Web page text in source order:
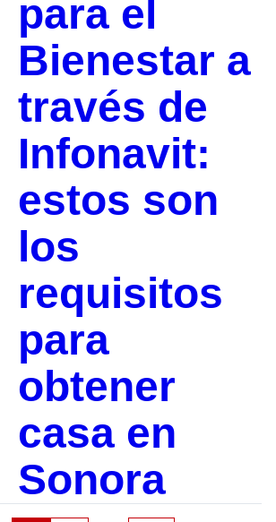
para el
Bienestar a
través de
Infonavit:
estos son
los
requisitos
para
obtener
casa en
Sonora